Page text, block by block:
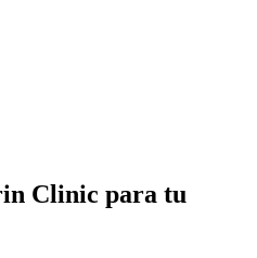
Clinic para tu